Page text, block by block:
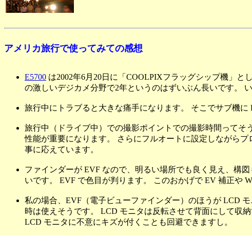
アメリカ旅行で使ってみての感想
E5700 は2002年6月20日に「COOLPIXフラッグシップ機」
の激しいデジカメ分野で2年というのはずいぶん長いです。
旅行中にトラブると大きな痛手になります。 そこでサブ機に
旅行中（ドライブ中）での撮影ポイントでの撮影時間って
性能が重要になります。 さらにフルオートに設定しながら
事に応えています。
ファインダーが EVF なので、明るい場所でも良く見え、構
いです。 EVF で色目が判ります。 このおかげで EV 補正や
私の場合、EVF（電子ビューファインダー）のほうが LCD
時は使えそうです。 LCD モニタは反転させて背面にして収
LCD モニタに不意にキズが付くことも回避できますし。